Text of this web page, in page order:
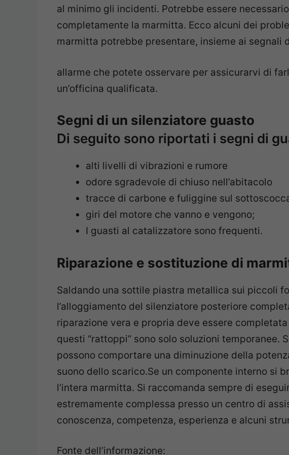
al minimo gli incidenti. Potrebbe essere
completamente la marmitta. Ecco alcuni dei
marmitta potrebbe presentare, insieme ai segnali
allarme che potete osservare per assicurarvi di
un’officina qualificata.
Segni di un silenziatore guasto
Di seguito sono riportati i segni di
alti livelli di vibrazioni e rumore
odore sgradevole di chiuso nell’abitacolo
tracce di carbone e fuliggine sul
giri del motore che vanno e vengono;
I guasti al catalizzatore sono frequenti.
Riparazione e sostituzione di
Saldando una sottile piastra metallica sui piccoli
l’alloggiamento del silenziatore posteriore
riparazione vera e propria deve essere
questi “rattoppi” sono solo soluzioni temporanee.
possono comportare una diminuzione della
suono dello scarico.Se un componente interno si
l’intera marmitta. Si raccomanda sempre di
estremamente complessa presso un centro di
conoscenza, competenza, esperienza e alcuni
Fonte dell’informazione: